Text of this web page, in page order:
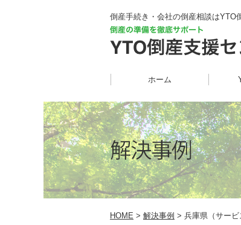
倒産手続き・会社の倒産相談はYTO
ホーム
HOME > 解決事例 > 兵庫県（サー